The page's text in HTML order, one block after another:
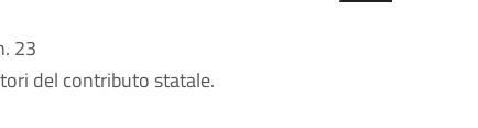
23
del contributo statale.